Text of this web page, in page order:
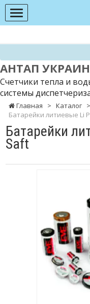
АНТАП
Счетчики тепла и
системы
Главная > Каталог >
Батарейки литиевые Li
Батарейки
Saft